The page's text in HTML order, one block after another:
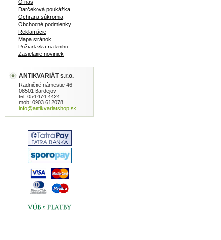
O nás
Darčeková poukážka
Ochrana súkromia
Obchodné podmienky
Reklamácie
Mapa stránok
Požiadavka na knihu
Zasielanie noviniek
ANTIKVARIÁT s.r.o.
Radničné námestie 46
08501 Bardejov
tel: 054 474 4424
mob: 0903 612078
info@antikvariatshop.sk